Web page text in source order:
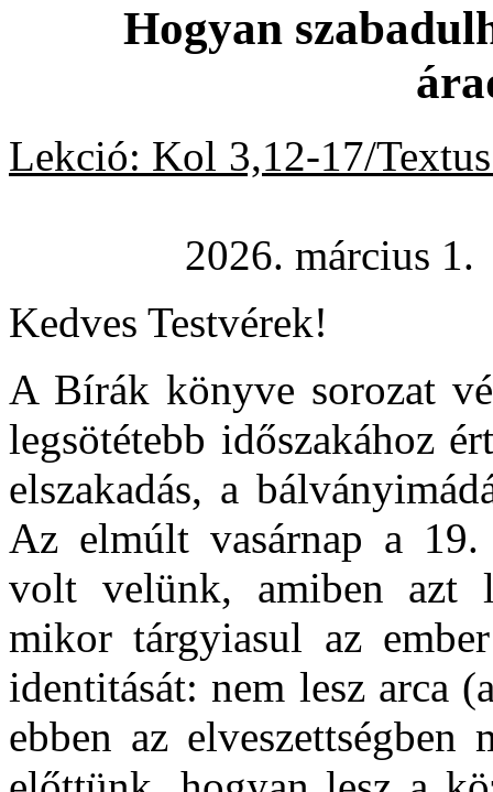
Hogyan
Lekció: Kol 3,12-17/
2026. március 1.
Kedves Testvérek!
A Bírák könyve sorozat
legsötétebb időszakához
elszakadás, a
Az elmúlt vasárnap a
volt velünk, amiben azt
mikor tárgyiasul az
identitását: nem lesz arca
ebben az